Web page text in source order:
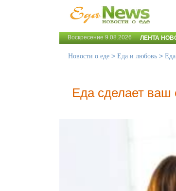
Воскресение 9.08.2026 ЛЕНТА
Новости о еде > Еда и любовь > Еда
Еда сделает ваш